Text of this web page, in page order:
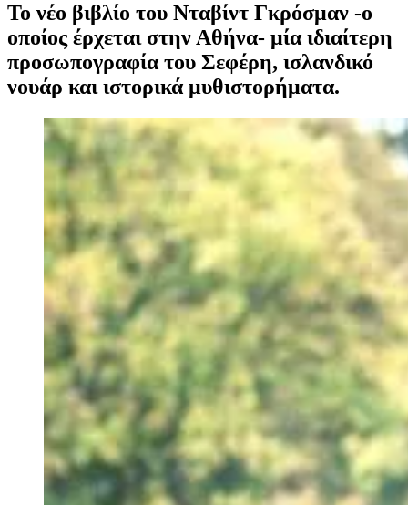
Το νέο βιβλίο του Νταβίντ Γκρόσμαν -ο
οποίος έρχεται στην Αθήνα- μία ιδιαίτερη
προσωπογραφία του Σεφέρη, ισλανδικό
νουάρ και ιστορικά μυθιστορήματα.